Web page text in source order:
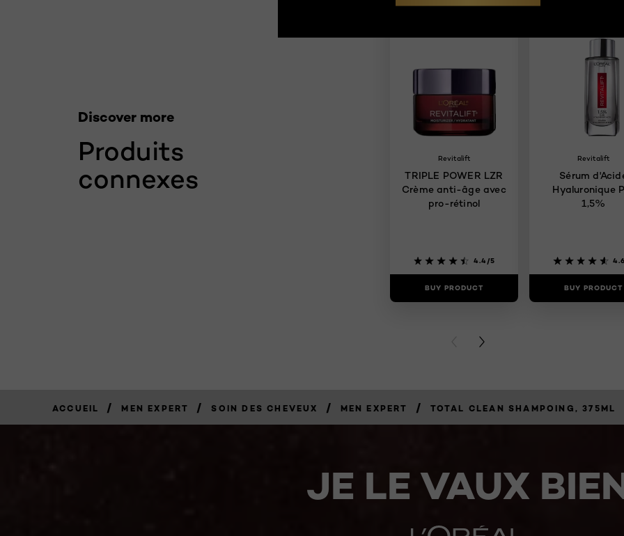
Produits
connexes
Discover more
Revitalift
TRIPLE POWER LZR
Crème anti-âge avec
pro-rétinol
4.4/5
BUY PRODUCT
Revitalift
Sérum
Hyaluronique
1,5%
BUY PRODUCT
PREVIOUS CARD
NEXT CARD
ACCUEIL / MEN EXPERT / SOIN DES CHEVEUX / MEN EXPERT / TOTAL CLEAN SHAMPOING, 375ML
JE LE VAUX